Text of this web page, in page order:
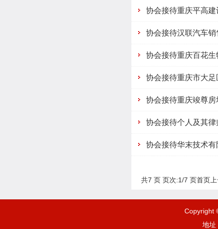
协会接待重庆平高
协会接待汉联汽车
协会接待重庆百花
协会接待重庆市大
协会接待重庆竣尊
协会接待个人及其律
协会接待华末技术有
共7 页 页次:1/7 页首页
Copyright
地址